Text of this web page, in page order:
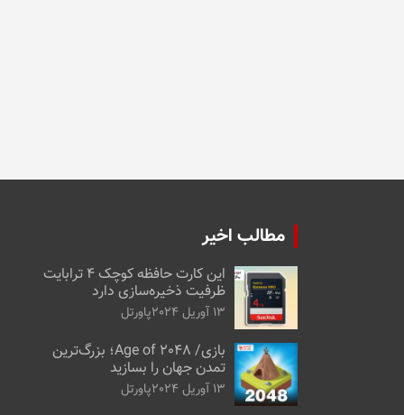
مطالب اخیر
این کارت حافظه کوچک ۴ ترابایت
ظرفیت ذخیره‌سازی دارد
13 آوریل 2024 پاورتل
بازی/ Age of 2048؛ بزرگ‌ترین
تمدن جهان را بسازید
13 آوریل 2024 پاورتل